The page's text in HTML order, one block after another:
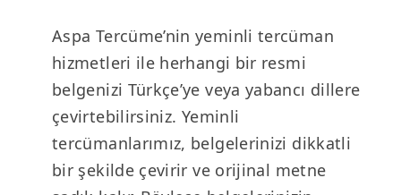
Aspa Tercüme’nin yeminli tercüman
hizmetleri ile herhangi bir resmi
belgenizi Türkçe’ye veya yabancı dillere
çevirtebilirsiniz. Yeminli
tercümanlarımız, belgelerinizi dikkatli
bir şekilde çevirir ve orijinal metne